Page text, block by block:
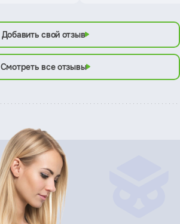
Добавить свой отзыв
Смотреть все отзывы